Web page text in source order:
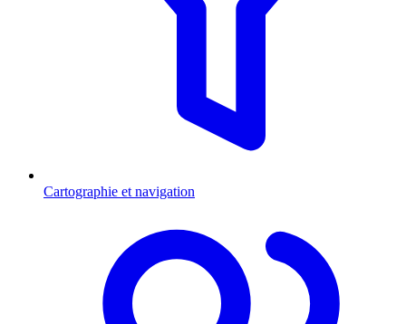
Cartographie et navigation